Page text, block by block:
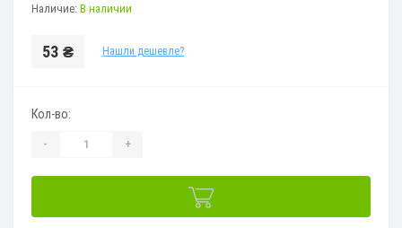
Наличие: В наличии
53 ₴ Нашли дешевле?
Кол-во:
- +